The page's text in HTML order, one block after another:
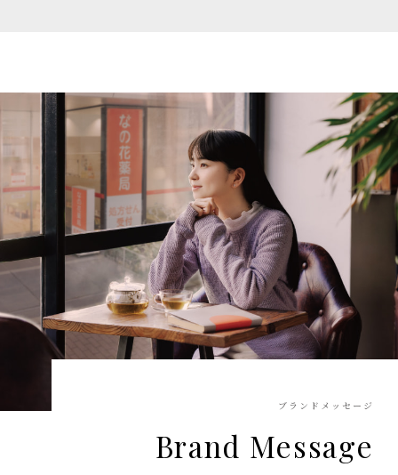
ブランドメッセージ
Brand Message